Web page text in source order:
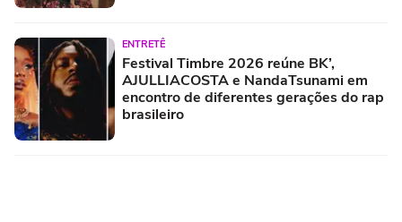
ENTRETÊ
Festival Timbre 2026 reúne BK’,
AJULLIACOSTA e NandaTsunami em
encontro de diferentes gerações do rap
brasileiro